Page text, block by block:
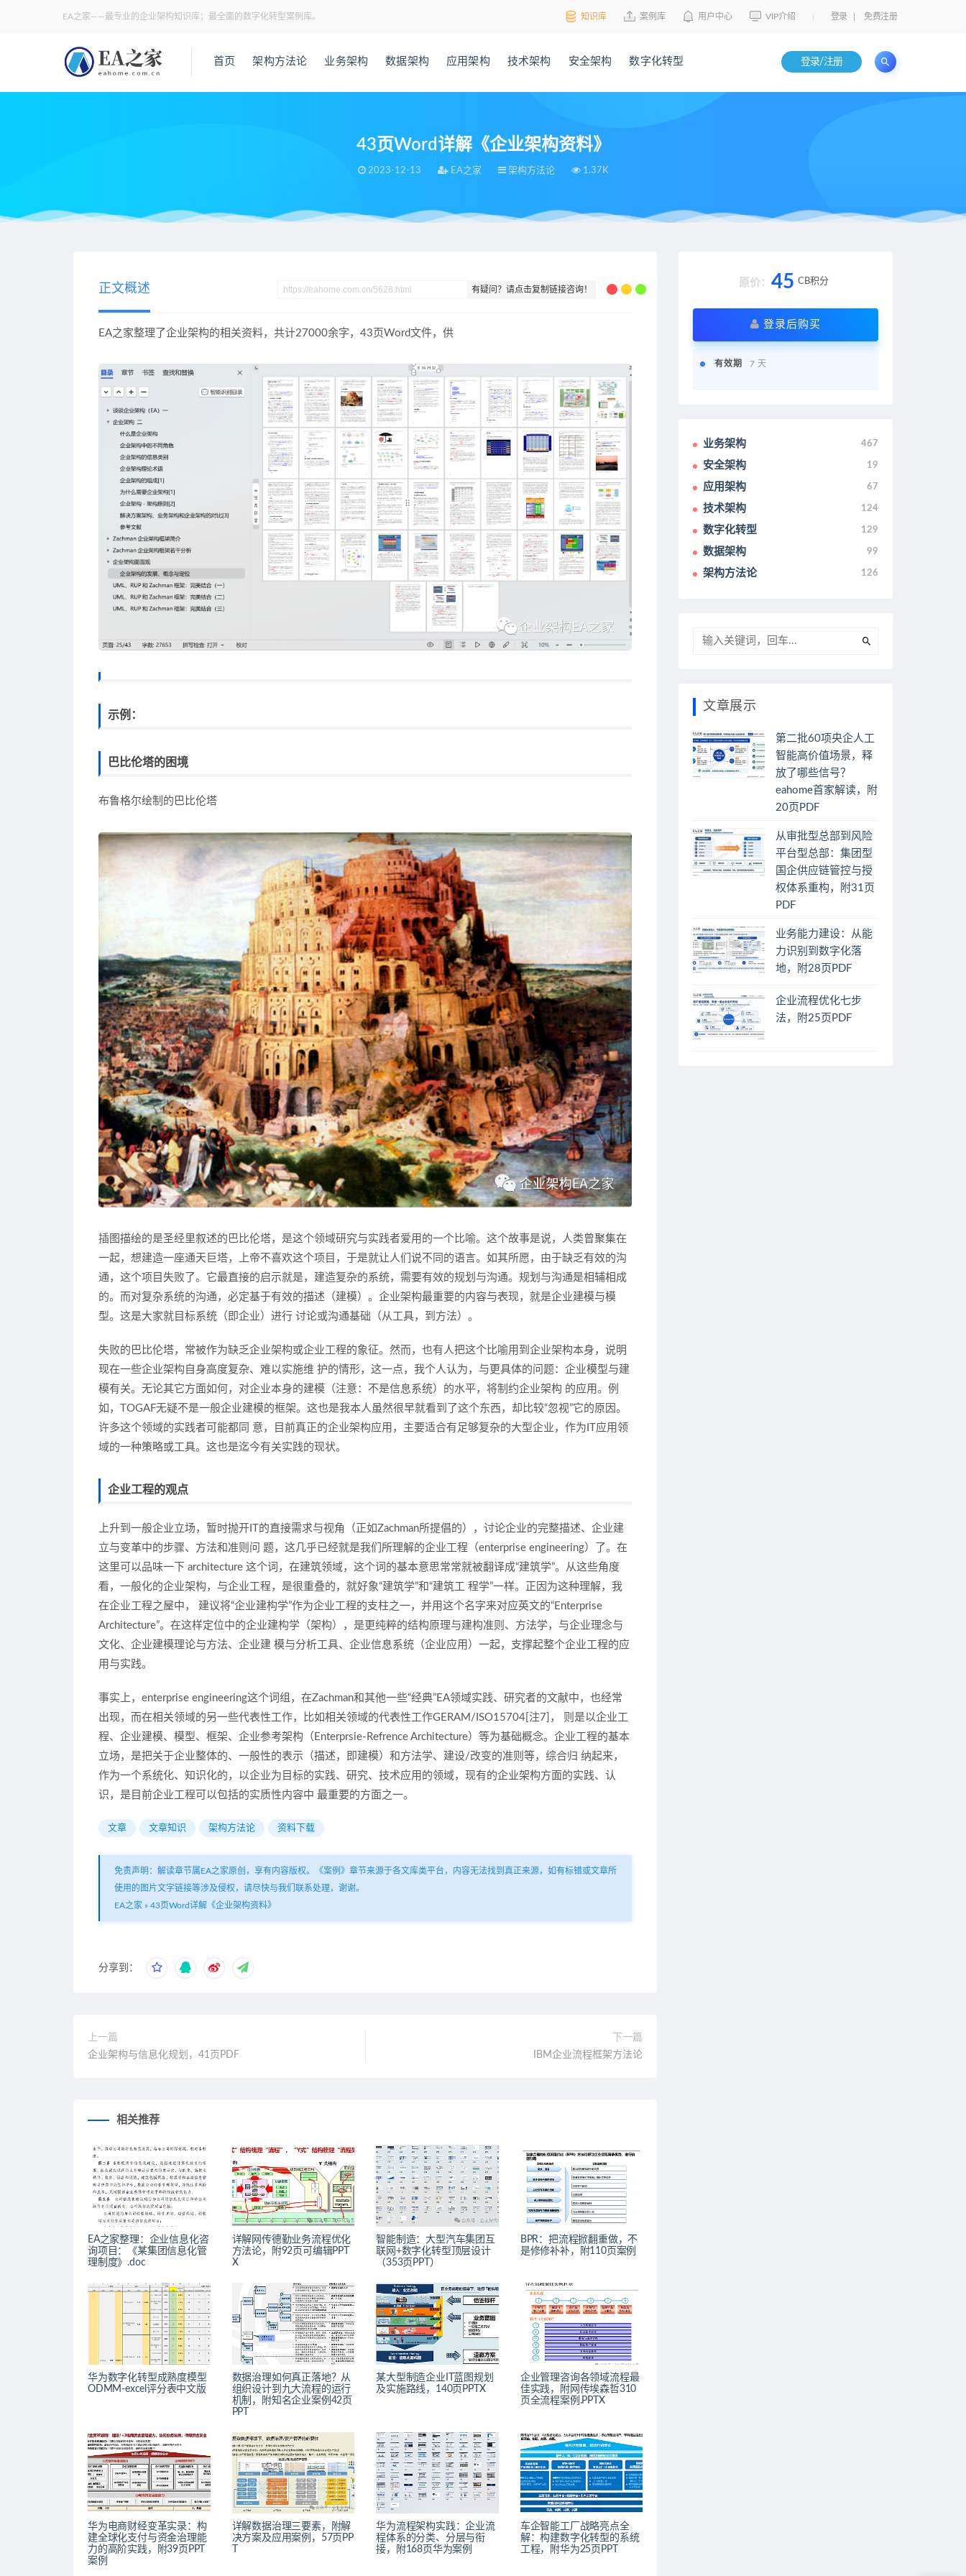
EA之家——最专业的企业架构知识库；最全面的数字化转型案例库。 知识库 案例库 用户中心 VIP介绍 登录 免费注册
首页 架构方法论 业务架构 数据架构 应用架构 技术架构 安全架构 数字化转型 登录/注册
43页Word详解《企业架构资料》
2023-12-13 EA之家 架构方法论 1.37K
当前位置： 架构方法论 > 43页Word详解《企业架构资料》
有疑问？请点击复制链接咨询！
正文概述
EA之家整理了企业架构的相关资料，共计27000余字，43页Word文件，供
示例：
巴比伦塔的困境
布鲁格尔绘制的巴比伦塔
插图描绘的是圣经里叙述的巴比伦塔，是这个领域研究与实践者爱用的一个比喻。这个故事是说，人类曾聚集在
一起，想建造一座通天巨塔，上帝不喜欢这个项目，于是就让人们说不同的语言。如其所愿，由于缺乏有效的沟
通，这个项目失败了。它最直接的启示就是，建造复杂的系统，需要有效的规划与沟通。规划与沟通是相辅相成
的。而对复杂系统的沟通，必定基于有效的描述（建模）。企业架构最重要的内容与表现，就是企业建模与模
型。这是大家就目标系统（即企业）进行 讨论或沟通基础（从工具，到方法）。
失败的巴比伦塔，常被作为缺乏企业架构或企业工程的象征。然而，也有人把这个比喻用到企业架构本身，说明
现在一些企业架构自身高度复杂、难以实施维 护的情形，这一点，我个人认为，与更具体的问题：企业模型与建
模有关。无论其它方面如何，对企业本身的建模（注意：不是信息系统）的水平，将制约企业架构 的应用。例
如，TOGAF无疑不是一般企业建模的框架。这也是我本人虽然很早就看到了这个东西，却比较“忽视”它的原因。
许多这个领域的实践者可能都同 意，目前真正的企业架构应用，主要适合有足够复杂的大型企业，作为IT应用领
域的一种策略或工具。这也是迄今有关实践的现状。
企业工程的观点
上升到一般企业立场，暂时抛开IT的直接需求与视角（正如Zachman所提倡的），讨论企业的完整描述、企业建
立与变革中的步骤、方法和准则问 题，这几乎已经就是我们所理解的企业工程（enterprise engineering）了。在
这里可以品味一下 architecture 这个词，在建筑领域，这个词的基本意思常常就被翻译成“建筑学”。从这些角度
看，一般化的企业架构，与企业工程，是很重叠的，就好象“建筑学”和“建筑工 程学”一样。正因为这种理解，我
在企业工程之屋中， 建议将“企业建构学”作为企业工程的支柱之一，并用这个名字来对应英文的“Enterprise
Architecture”。在这样定位中的企业建构学（架构），是更纯粹的结构原理与建构准则、方法学，与企业理念与
文化、企业建模理论与方法、企业建 模与分析工具、企业信息系统（企业应用）一起，支撑起整个企业工程的应
用与实践。
事实上，enterprise engineering这个词组，在Zachman和其他一些“经典”EA领域实践、研究者的文献中，也经常
出现，而在相关领域的另一些代表性工作，比如相关领域的代表性工作GERAM/ISO15704[注7]， 则是以企业工
程、企业建模、模型、框架、企业参考架构（Enterprsie-Refrence Architecture）等为基础概念。企业工程的基本
立场，是把关于企业整体的、一般性的表示（描述，即建模）和方法学、建设/改变的准则等，综合归 纳起来，
作为一个系统化、知识化的，以企业为目标的实践、研究、技术应用的领域，现有的企业架构方面的实践、认
识，是目前企业工程可以包括的实质性内容中 最重要的方面之一。
文章 文章知识 架构方法论 资料下载
免责声明：解读章节属EA之家原创，享有内容版权。《案例》章节来源于各文库类平台，内容无法找到真正来源，如有标错或文章所
使用的图片文字链接等涉及侵权，请尽快与我们联系处理，谢谢。
EA之家 » 43页Word详解《企业架构资料》
分享到：
上一篇
企业架构与信息化规划，41页PDF
下一篇
IBM企业流程框架方法论
相关推荐
EA之家整理：企业信息化咨
询项目：《某集团信息化管
理制度》.doc
详解网传德勤业务流程优化
方法论，附92页可编辑PPT
X
智能制造：大型汽车集团互
联网+数字化转型顶层设计
（353页PPT）
BPR：把流程掀翻重做，不
是修修补补，附110页案例
华为数字化转型成熟度模型
ODMM-excel评分表中文版
数据治理如何真正落地？从
组织设计到九大流程的运行
机制，附知名企业案例42页
PPT
某大型制造企业IT蓝图规划
及实施路线，140页PPTX
企业管理咨询各领域流程最
佳实践，附网传埃森哲310
页全流程案例.PPTX
华为电商财经变革实录：构
建全球化支付与资金治理能
力的高阶实践，附39页PPT
案例
详解数据治理三要素，附解
决方案及应用案例，57页PP
华为流程架构实践：企业流
程体系的分类、分层与衔
接，附168页华为案例
车企智能工厂战略亮点全
解：构建数字化转型的系统
工程，附华为25页PPT
原价：45 CB积分
登录后购买
有效期 7 天
业务架构 467
安全架构 19
应用架构 67
技术架构 124
数字化转型 129
数据架构 99
架构方法论 126
文章展示
第二批60项央企人工
智能高价值场景，释
放了哪些信号？
eahome首家解读，附
20页PDF
从审批型总部到风险
平台型总部：集团型
国企供应链管控与授
权体系重构，附31页
PDF
业务能力建设：从能
力识别到数字化落
地，附28页PDF
企业流程优化七步
法，附25页PDF